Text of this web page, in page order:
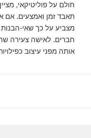
חולם על פוליטיקאי,
תאבד זמן ואמצעים. אם
מצביע על כך שאי-הבנות
חברים. לאישה צעירה
אותה מפני עיצוב